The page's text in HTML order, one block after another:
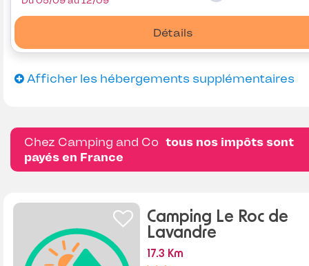
Détails
Afficher les hébergements supplémentaires
Chez Camping and Co tous nos impôts sont
payés en France
Camping Le Roc de
Lavandre
17.3 Km